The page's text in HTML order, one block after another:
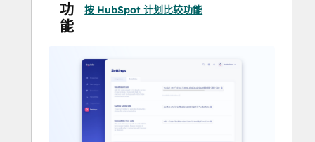
Reach out for any assistance or
suggestions.
Double + HubSpot = Your org is on fire!
功
能
按 HubSpot 计划比较功能